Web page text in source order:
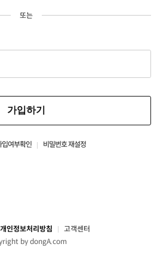
또는
가입하기
입여부확인 비밀번호 재설정
개인정보처리방침
고객센터
by dongA.com